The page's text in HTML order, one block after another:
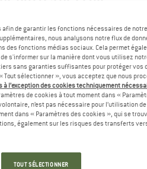
Jusqu'à -25 %
de garantir les fonctions nécessaires de
nous analysons notre flux de
des fonctions médias sociaux. Cela permet
s'informer sur la manière dont vous utilisez
sans garanties suffisantes pour protéger vos
sélectionner », vous acceptez que nous
l’exception des cookies techniquement
de cookies à tout moment dans «
n’est pas nécessaire pour l’utilisation
dans « Paramètres des cookies », qui se
également sur les risques des transferts
TOUT SÉLECTIONNER